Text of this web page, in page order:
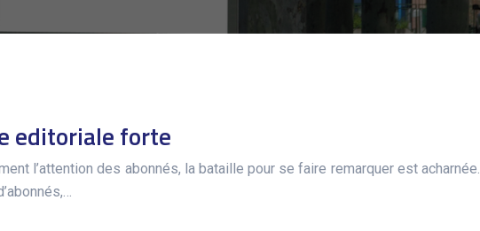
editoriale forte
l’attention des abonnés, la bataille pour se faire remarquer est acharnée.